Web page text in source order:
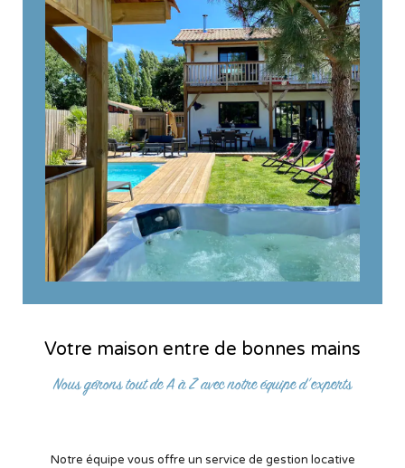
Votre maison entre de bonnes mains
Nous gérons tout de A à Z avec notre équipe d’experts
Notre équipe vous offre un service de gestion locative